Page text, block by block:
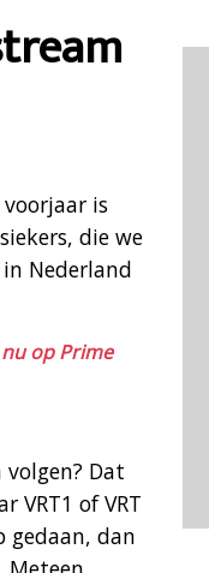
is
die we
Nederland
op Prime
Dat
VRT1 of VRT
gedaan, dan